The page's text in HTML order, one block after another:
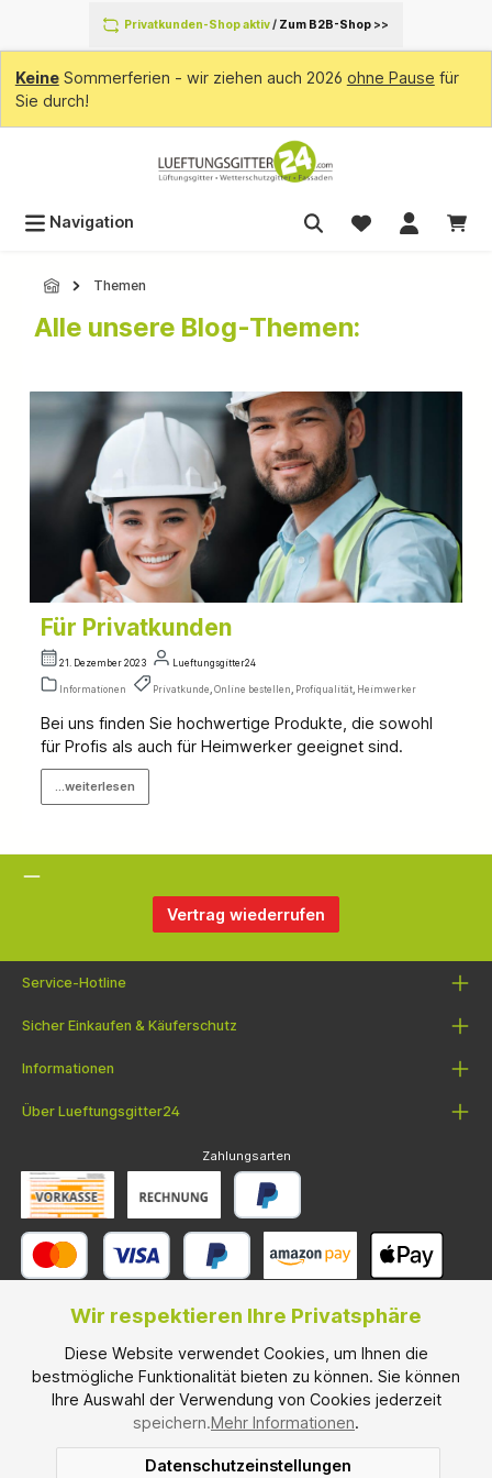
springen Privatkunden-Shop aktiv/ Zum B2B-Shop >>
KeineSommerferien - wir ziehen auch 2026 ohne Pause für
Sie durch!
Navigation
Themen
Alle unsere Blog-Themen:
Für Privatkunden
21. Dezember 2023 Lueftungsgitter24
Informationen Privatkunde , Online bestellen , Profiqualität, Heimwerker
Bei uns finden Sie hochwertige Produkte, die sowohl
für Profis als auch für Heimwerker geeignet sind.
...weiterlesen
Vertrag wiederrufen
Service-Hotline
Sicher Einkaufen & Käuferschutz
Informationen
Über Lueftungsgitter24
Zahlungsarten
Versandarten
Wir respektieren Ihre Privatsphäre
Diese Website verwendet Cookies, um Ihnen die
bestmögliche Funktionalität bieten zu können. Sie können
Ihre Auswahl der Verwendung von Cookies jederzeit
speichern.Mehr Informationen.
Datenschutzeinstellungen